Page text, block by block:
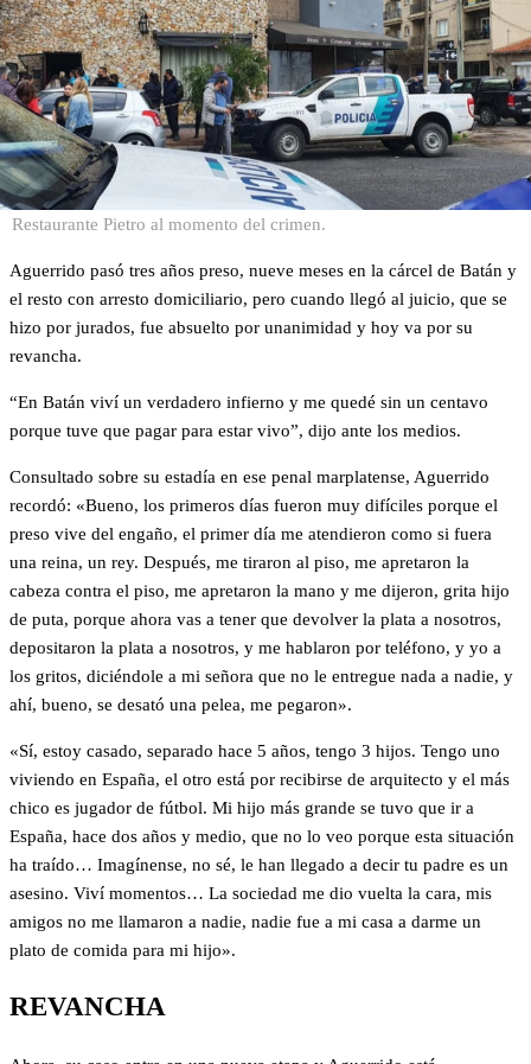
Restaurante Pietro al momento del crimen.
Aguerrido pasó tres años preso, nueve meses en la cárcel de Batán y
el resto con arresto domiciliario, pero cuando llegó al juicio, que se
hizo por jurados, fue absuelto por unanimidad y hoy va por su
revancha.
“En Batán viví un verdadero infierno y me quedé sin un centavo
porque tuve que pagar para estar vivo”, dijo ante los medios.
Consultado sobre su estadía en ese penal marplatense, Aguerrido
recordó: «Bueno, los primeros días fueron muy difíciles porque el
preso vive del engaño, el primer día me atendieron como si fuera
una reina, un rey. Después, me tiraron al piso, me apretaron la
cabeza contra el piso, me apretaron la mano y me dijeron, grita hijo
de puta, porque ahora vas a tener que devolver la plata a nosotros,
depositaron la plata a nosotros, y me hablaron por teléfono, y yo a
los gritos, diciéndole a mi señora que no le entregue nada a nadie, y
ahí, bueno, se desató una pelea, me pegaron».
«Sí, estoy casado, separado hace 5 años, tengo 3 hijos. Tengo uno
viviendo en España, el otro está por recibirse de arquitecto y el más
chico es jugador de fútbol. Mi hijo más grande se tuvo que ir a
España, hace dos años y medio, que no lo veo porque esta situación
ha traído… Imagínense, no sé, le han llegado a decir tu padre es un
asesino. Viví momentos… La sociedad me dio vuelta la cara, mis
amigos no me llamaron a nadie, nadie fue a mi casa a darme un
plato de comida para mi hijo».
REVANCHA